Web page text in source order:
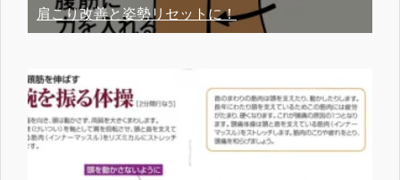
肩こり改善と姿勢リセットに！